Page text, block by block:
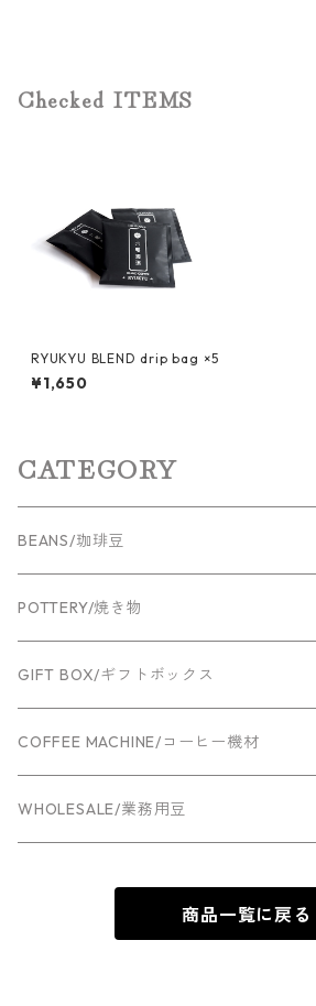
Checked ITEMS
RYUKYU BLEND drip bag ×5
¥1,650
CATEGORY
BEANS/珈琲豆
POTTERY/焼き物
GIFT BOX/ギフトボックス
COFFEE MACHINE/コーヒー機材
Espresso machine
WHOLESALE/業務用豆
商品一覧に戻る